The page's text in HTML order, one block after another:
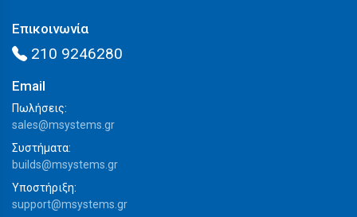
Επικοινωνία
210 9246280
Email
Πωλήσεις:
sales@msystems.gr
Συστήματα:
builds@msystems.gr
Υποστήριξη:
support@msystems.gr